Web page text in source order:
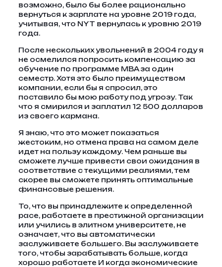
возможно, было бы более рационально
вернуться к зарплате на уровне 2019 года,
учитывая, что NYT вернулась к уровню 2019
года.
После нескольких увольнений в 2004 году я
не осмелился попросить компенсацию за
обучение по программе MBA за один
семестр. Хотя это было преимуществом
компании, если бы я спросил, это
поставило бы мою работу под угрозу. Так
что я смирился и заплатил 12 500 долларов
из своего кармана.
Я знаю, что это может показаться
жестоким, но отмена права на самом деле
идет на пользу каждому. Чем раньше вы
сможете лучше привести свои ожидания в
соответствие с текущими реалиями, тем
скорее вы сможете принять оптимальные
финансовые решения.
То, что вы принадлежите к определенной
расе, работаете в престижной организации
или учились в элитном университете, не
означает, что вы автоматически
заслуживаете большего. Вы заслуживаете
того, чтобы зарабатывать больше, когда
хорошо работаете И когда экономические